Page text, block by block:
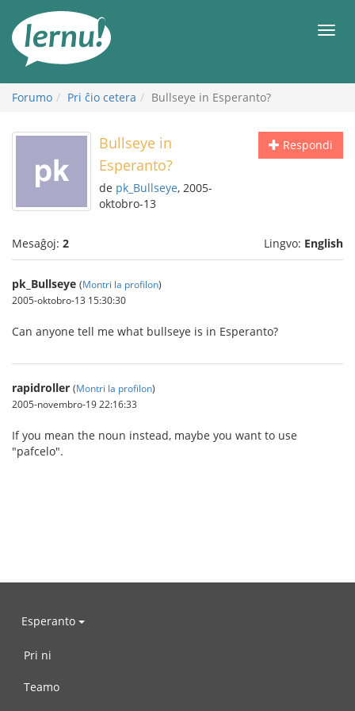
enhavo
Forumo Pri ĉio cetera Bullseye in Esperanto?
Respondi
Bullseye in
Esperanto?
de pk_Bullseye, 2005-
oktobro-13
Mesaĝoj: 2 Lingvo: English
pk_Bullseye (Montri la profilon)
2005-oktobro-13 15:30:30
Can anyone tell me what bullseye is in Esperanto?
rapidroller (Montri la profilon)
2005-novembro-19 22:16:33
If you mean the noun instead, maybe you want to use
"pafcelo".
Esperanto
Pri ni
Teamo